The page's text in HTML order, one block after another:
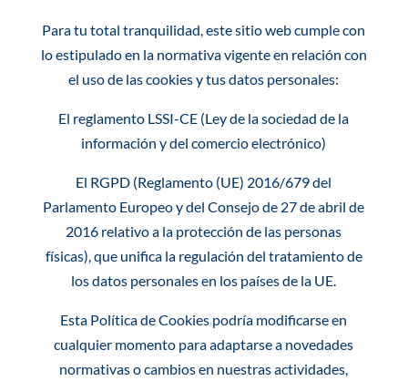
Para tu total tranquilidad, este sitio web cumple con
lo estipulado en la normativa vigente en relación con
el uso de las cookies y tus datos personales:
El reglamento LSSI-CE (Ley de la sociedad de la
información y del comercio electrónico)
El RGPD (Reglamento (UE) 2016/679 del
Parlamento Europeo y del Consejo de 27 de abril de
2016 relativo a la protección de las personas
físicas), que unifica la regulación del tratamiento de
los datos personales en los países de la UE.
Esta Política de Cookies podría modificarse en
cualquier momento para adaptarse a novedades
normativas o cambios en nuestras actividades,